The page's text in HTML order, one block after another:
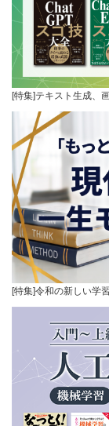
[特集]テキスト生成、
[特集]令和の新しい学